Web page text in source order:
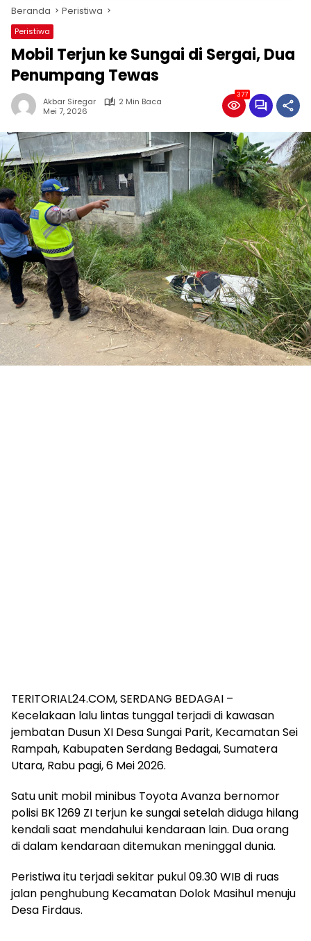
Beranda Peristiwa
Peristiwa
Mobil Terjun ke Sungai di Sergai, Dua
Penumpang Tewas
Akbar Siregar
2 Min Baca
Mei 7, 2026
377
TERITORIAL24.COM, SERDANG BEDAGAI –
Kecelakaan lalu lintas tunggal terjadi di kawasan
jembatan Dusun XI Desa Sungai Parit, Kecamatan Sei
Rampah, Kabupaten Serdang Bedagai, Sumatera
Utara, Rabu pagi, 6 Mei 2026.
Satu unit mobil minibus Toyota Avanza bernomor
polisi BK 1269 ZI terjun ke sungai setelah diduga hilang
kendali saat mendahului kendaraan lain. Dua orang
di dalam kendaraan ditemukan meninggal dunia.
Peristiwa itu terjadi sekitar pukul 09.30 WIB di ruas
jalan penghubung Kecamatan Dolok Masihul menuju
Desa Firdaus.